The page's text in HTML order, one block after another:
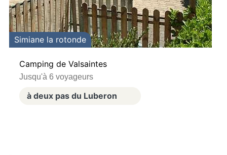
Simiane la rotonde
Camping de Valsaintes
Jusqu'à 6 voyageurs
à deux pas du Luberon